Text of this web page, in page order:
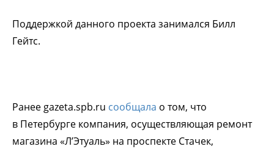
Поддержкой данного проекта занимался Билл
Гейтс.
Ранее gazeta.spb.ru сообщала о том, что
в Петербурге компания, осуществляющая ремонт
магазина «Л’Этуаль» на проспекте Стачек,